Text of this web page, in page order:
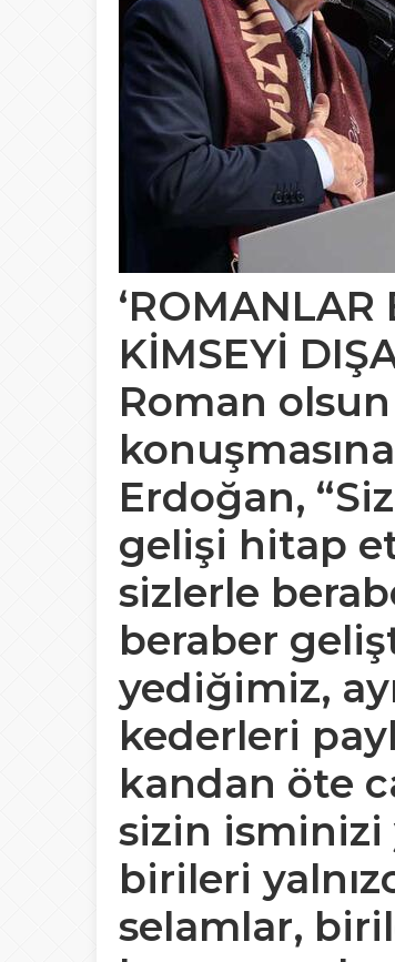
KİMSEYİ
Roman olsun
Erdoğan,
gelişi hitap
sizlerle
beraber
yediğimiz,
kederleri
kandan öte
sizin isminizi
birileri
selamlar,